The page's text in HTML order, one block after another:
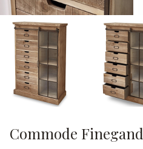
Commode Finegand